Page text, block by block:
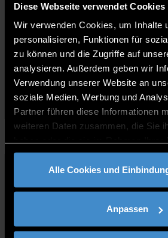
Diese Webseite verwendet Cookies
Wir verwenden Cookies, um Inhalte
personalisieren, Funktionen für
zu können und die Zugriffe auf
analysieren. Außerdem geben wir
Verwendung unserer Website an
soziale Medien, Werbung und
Partner führen diese Informationen
weiteren Daten zusammen, die Sie
gesammelt haben.
Alle Cookies und
Anpassen
KOMPETENZ-
EIGENER SACHE.
Weiterlesen
Digital technologies 14.06.2021